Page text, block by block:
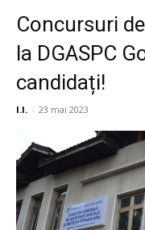
Concursuri
la DGASPC
candidați!
I.I. - 23 mai 2023